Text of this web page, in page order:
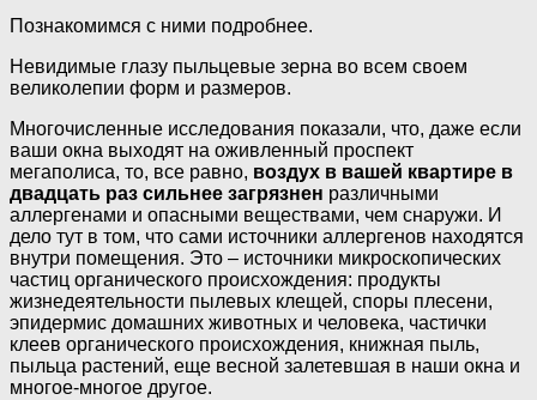
Познакомимся с ними подробнее.
Невидимые глазу пыльцевые зерна во всем своем
великолепии форм и размеров.
Многочисленные исследования показали, что, даже если
ваши окна выходят на оживленный проспект
мегаполиса, то, все равно, воздух в вашей квартире в
двадцать раз сильнее загрязнен различными
аллергенами и опасными веществами, чем снаружи. И
дело тут в том, что сами источники аллергенов находятся
внутри помещения. Это – источники микроскопических
частиц органического происхождения: продукты
жизнедеятельности пылевых клещей, споры плесени,
эпидермис домашних животных и человека, частички
клеев органического происхождения, книжная пыль,
пыльца растений, еще весной залетевшая в наши окна и
многое-многое другое.